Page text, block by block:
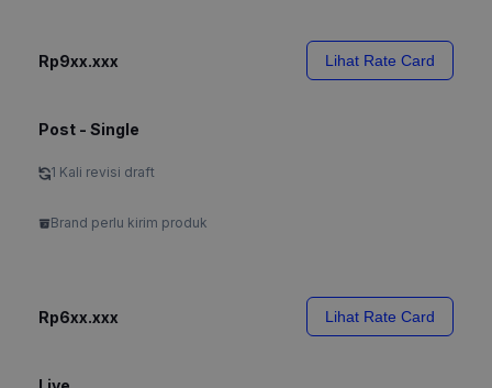
Rp9xx.xxx Lihat Rate Card
Post - Single
1 Kali revisi draft
Brand perlu kirim produk
Rp6xx.xxx Lihat Rate Card